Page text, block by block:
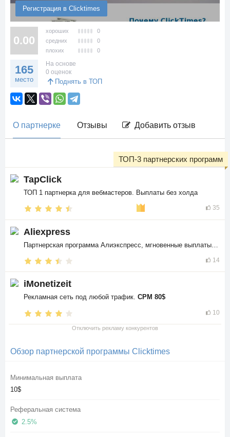
Регистрация в Clicktimes
0.00
хороших
0
средних
0
плохих
0
165
место
На основе
0 оценок
Поднять в ТОП
О партнерке Отзывы Добавить отзыв
TapClick
ТОП 1 партнерка для вебмастеров. Выплаты без холда
35
ТОП-3 партнерских программ
Aliexpress
14
iMonetizeit
Рекламная сеть под любой трафик. CPM 80$
10
Отключить рекламу конкурентов
Обзор партнерской программы Clicktimes
Минимальная выплата
10$
Реферальная система
2.5%